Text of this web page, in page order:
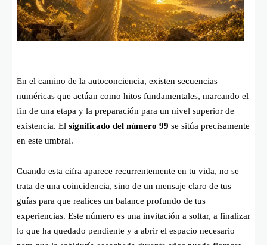
En el camino de la autoconciencia, existen secuencias
numéricas que actúan como hitos fundamentales, marcando el
fin de una etapa y la preparación para un nivel superior de
existencia. El significado del número 99 se sitúa precisamente
en este umbral.
Cuando esta cifra aparece recurrentemente en tu vida, no se
trata de una coincidencia, sino de un mensaje claro de tus
guías para que realices un balance profundo de tus
experiencias. Este número es una invitación a soltar, a finalizar
lo que ha quedado pendiente y a abrir el espacio necesario